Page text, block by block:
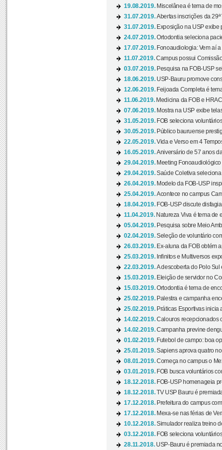
19.08.2019. Miscelânea é tema de
31.07.2019.Abertas inscrições da 29ª
31.07.2019. Exposição na USP exibe
24.07.2019.Ortodontia seleciona
17.07.2019. Fonoaudiologia: Vem aí
11.07.2019.Campus possui
03.07.2019. Pesquisa na FOB-USP
18.06.2019. USP-Bauru promove
12.06.2019. Feijoada Completa é
11.06.2019. Medicina da FOB e
07.06.2019. Mostra na USP exibe
31.05.2019. FOB seleciona
30.05.2019. Público bauruense
22.05.2019.Vida e Verso em 4
16.05.2019.Aniversário de 57 anos
29.04.2019. Meeting
29.04.2019.Saúde Coletiva
26.04.2019. Modelo da FOB-USP
25.04.2019.Acontece no campus
18.04.2019. FOB-USP discute
11.04.2019. Natureza Viva é tema de
05.04.2019. Pesquisa sobre Meio
02.04.2019.Seleção de voluntário
26.03.2019. Ex-aluna da FOB obtém
25.03.2019. Infinitos e Multiversos
22.03.2019.A descoberta do Polo Sul
15.03.2019. Eleição de servidor no
15.03.2019.Ortodontia é tema de
25.02.2019. Palestra e campanha
25.02.2019. Práticas Esportivas inicia
14.02.2019.Calouros recepcionados
14.02.2019.Campanha previne
01.02.2019. Futebol de campo: boa
25.01.2019.Sapiens aprova quatro
08.01.2019.Começa no campus o
03.01.2019. FOB busca voluntários
18.12.2018. FOB-USP homenageia
18.12.2018.TV USP Bauru é
17.12.2018. Prefeitura do campus
17.12.2018. Mexa-se nas férias de
10.12.2018.Simulador realiza treino
03.12.2018. FOB seleciona
28.11.2018. USP-Bauru é premiada